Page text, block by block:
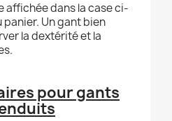
affichée dans la case ci-
panier. Un gant bien
la dextérité et la
pour gants